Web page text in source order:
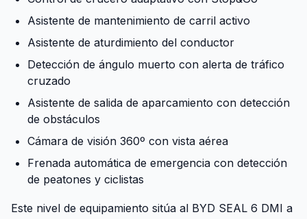
Asistente de mantenimiento de carril activo
Asistente de aturdimiento del conductor
Detección de ángulo muerto con alerta de tráfico
cruzado
Asistente de salida de aparcamiento con detección
de obstáculos
Cámara de visión 360º con vista aérea
Frenada automática de emergencia con detección
de peatones y ciclistas
Este nivel de equipamiento sitúa al BYD SEAL 6 DMI a